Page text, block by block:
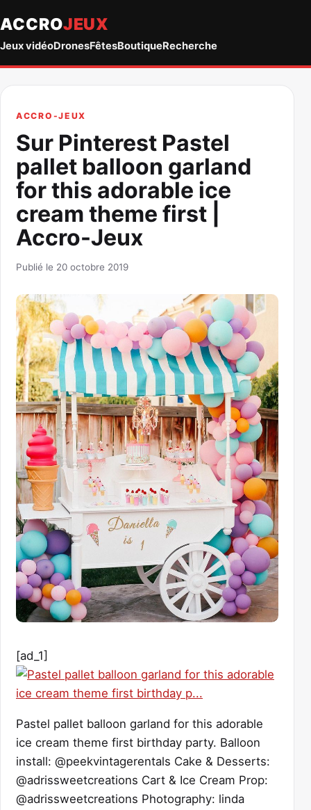
ACCROJEUX
Jeux vidéoDronesFêtesBoutiqueRecherche
ACCRO-JEUX
Sur Pinterest Pastel
pallet balloon garland
for this adorable ice
cream theme first |
Accro-Jeux
Publié le 20 octobre 2019
[ad_1]
Pastel pallet balloon garland for this adorable
ice cream theme first birthday party. Balloon
install: @peekvintagerentals Cake & Desserts:
@adrissweetcreations Cart & Ice Cream Prop:
@adrissweetcreations Photography: linda